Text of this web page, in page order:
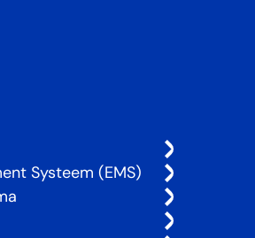
Systeem (EMS)